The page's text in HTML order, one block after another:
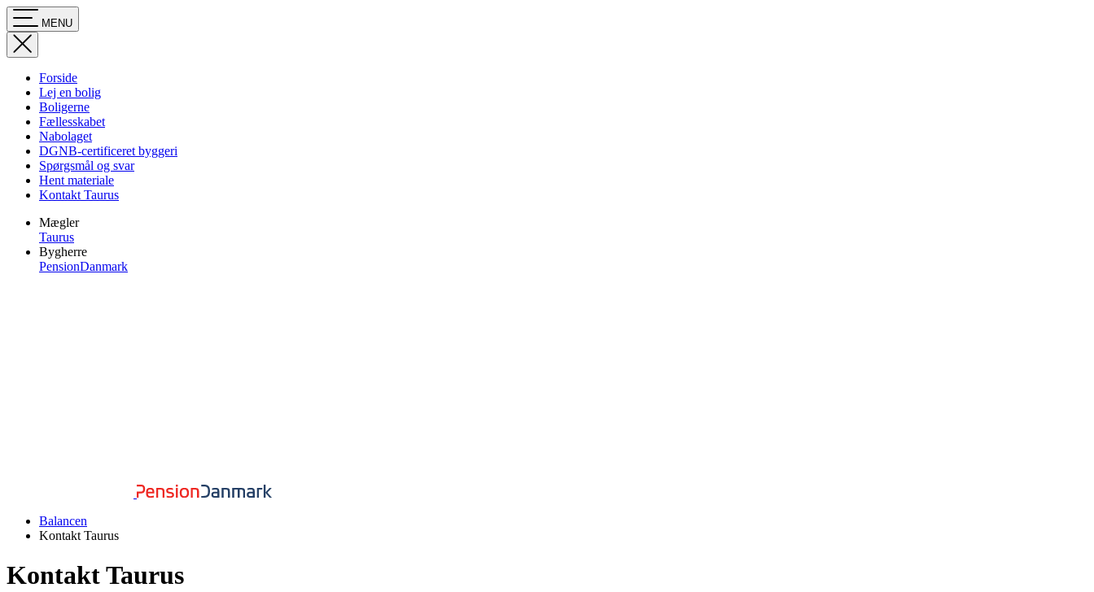
MENU
Forside
Lej en bolig
Boligerne
Fællesskabet
Nabolaget
DGNB-certificeret byggeri
Spørgsmål og svar
Hent materiale
Kontakt Taurus
Mægler
Taurus
Bygherre
PensionDanmark
Balancen
Kontakt Taurus
Kontakt Taurus